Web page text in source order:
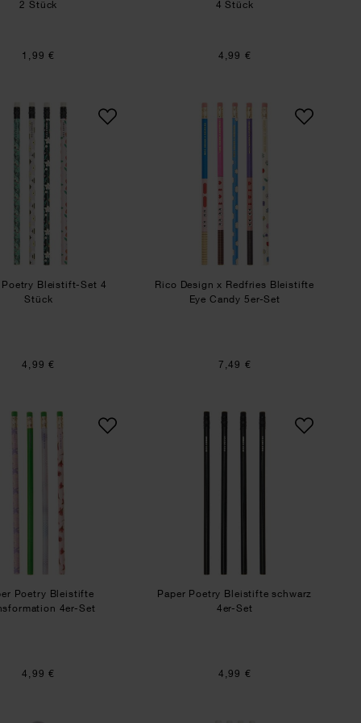
2 Stück
1,99 €
4 Stück
4,99 €
Blumen
Paper Poetry Bleistift-Set 4 Stück
Poetry Bleistift-Set 4
Stück
4,99 €
Rico Design x
Rico Design x Redfries Bleistifte
Eye Candy 5er-Set
7,49 €
of Sakura 8er-Set
Paper Poetry Bleistifte Transformation 4er-Set
Poetry Bleistifte
4er-Set
4,99 €
Paper Poetry
Paper Poetry Bleistifte schwarz
4er-Set
4,99 €